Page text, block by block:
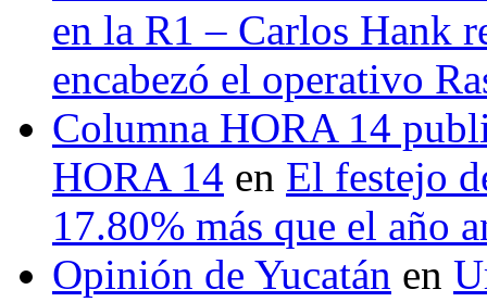
en la R1 – Carlos Hank
encabezó el operativo
Columna HORA 14
HORA 14 en El festejo
17.80% más que el año
Opinión de Yucatán en